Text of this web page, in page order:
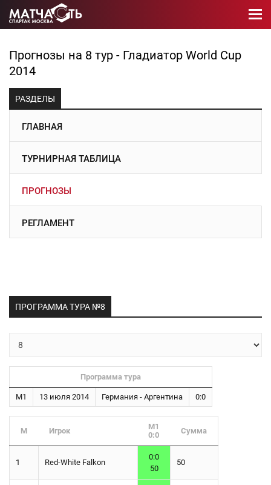
Прогнозы на 8 тур - Гладиатор World Cup
2014
РАЗДЕЛЫ
ГЛАВНАЯ
ТУРНИРНАЯ ТАБЛИЦА
ПРОГНОЗЫ
РЕГЛАМЕНТ
ПРОГРАММА ТУРА №8
Программа тура
М1 13 июля 2014 Германия - Аргентина 0:0
М Игрок
М1
0:0
Сумма
1 Red-White Falkon
0:0
50
50